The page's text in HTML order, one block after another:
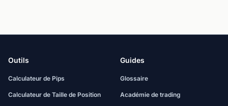
Outils
Calculateur de Pips
Calculateur de Taille de Position
Guides
Glossaire
Académie de trading